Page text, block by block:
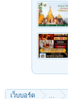
เว็บบอร์ด